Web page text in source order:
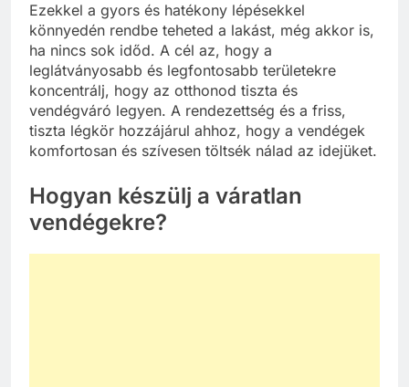
Ezekkel a gyors és hatékony lépésekkel
könnyedén rendbe teheted a lakást, még akkor is,
ha nincs sok időd. A cél az, hogy a
leglátványosabb és legfontosabb területekre
koncentrálj, hogy az otthonod tiszta és
vendégváró legyen. A rendezettség és a friss,
tiszta légkör hozzájárul ahhoz, hogy a vendégek
komfortosan és szívesen töltsék nálad az idejüket.
Hogyan készülj a váratlan
vendégekre?